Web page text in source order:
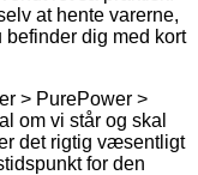
at hente varerne,
dig med kort
> PurePower >
om vi står og skal
det rigtig væsentligt
for den